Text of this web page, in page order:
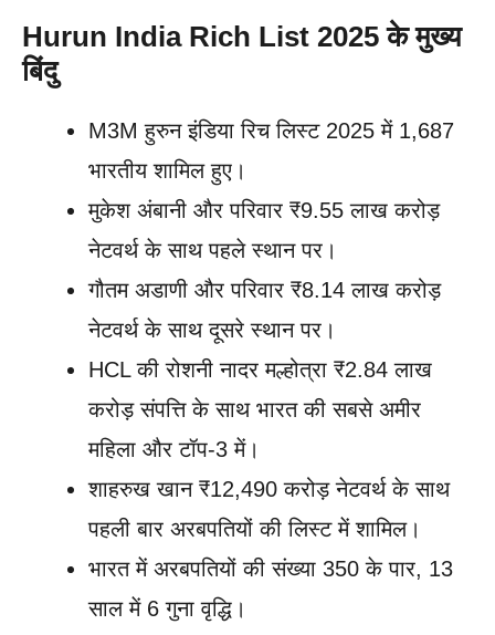
Hurun India Rich List 2025 के मुख्य
बिंदु
M3M हुरुन इंडिया रिच लिस्ट 2025 में 1,687
भारतीय शामिल हुए।
मुकेश अंबानी और परिवार ₹9.55 लाख करोड़
नेटवर्थ के साथ पहले स्थान पर।
गौतम अडाणी और परिवार ₹8.14 लाख करोड़
नेटवर्थ के साथ दूसरे स्थान पर।
HCL की रोशनी नादर मल्होत्रा ₹2.84 लाख
करोड़ संपत्ति के साथ भारत की सबसे अमीर
महिला और टॉप-3 में।
शाहरुख खान ₹12,490 करोड़ नेटवर्थ के साथ
पहली बार अरबपतियों की लिस्ट में शामिल।
भारत में अरबपतियों की संख्या 350 के पार, 13
साल में 6 गुना वृद्धि।